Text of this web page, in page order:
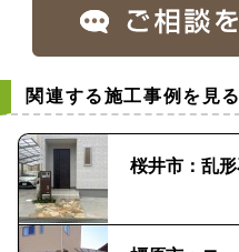
関連する施工事例を見る